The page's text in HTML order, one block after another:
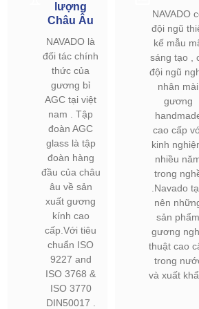
lượng
Châu Âu
NAVADO là
đối tác chính
thức của
gương bỉ
AGC tại việt
nam . Tập
đoàn AGC
glass là tập
đoàn hàng
đầu của châu
âu về sản
xuất gương
kính cao
cấp.Với tiêu
chuẩn ISO
9227 and
ISO 3768 &
ISO 3770
DIN50017 .
NAVADO
đội ngũ
kế mẫu
sáng tạo ,
đội ngũ
nhân mài
gương
cao cấp
kinh
nhiều
trong
.Navado
nên
sản phẩm
gương
thuật cao
trong
và xuất